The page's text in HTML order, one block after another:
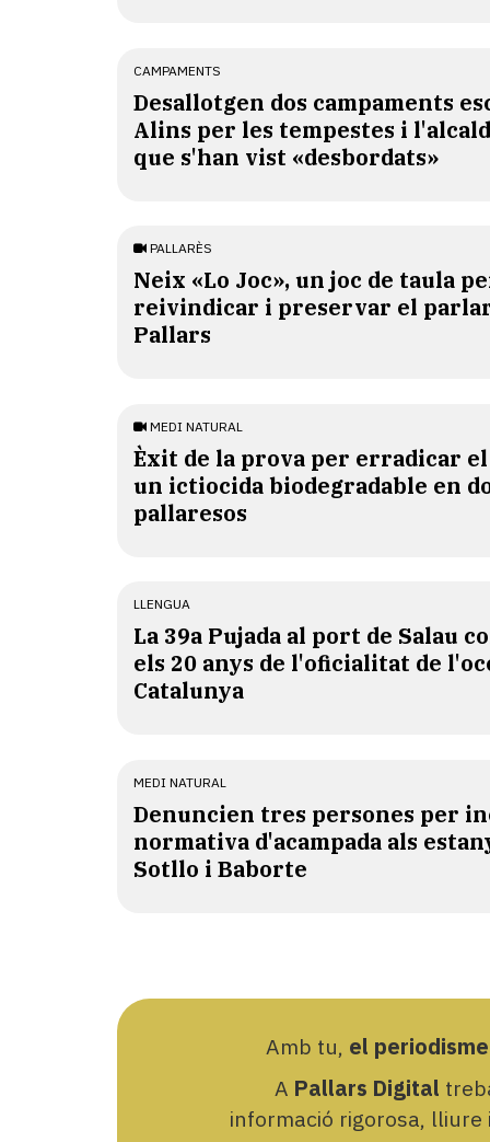
CAMPAMENTS
​Desallotgen dos campaments
Alins per les tempestes i
que s'han vist «desbordats»
PALLARÈS
​Neix «Lo Joc», un joc de taula
reivindicar i preservar el
Pallars
MEDI NATURAL
Èxit de la prova per erradicar
un ictiocida biodegradable en
pallaresos
LLENGUA
​La 39a Pujada al port de Salau
els 20 anys de l'oficialitat de
Catalunya
MEDI NATURAL
Denuncien tres persones per
normativa d'acampada als
Sotllo i Baborte
Amb tu, el
A Pallars Digital
informació rigorosa,